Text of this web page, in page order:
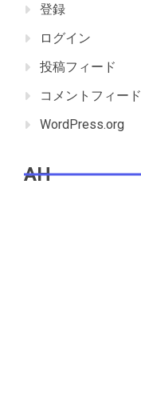
登録
ログイン
投稿フィード
コメントフィード
WordPress.org
AH